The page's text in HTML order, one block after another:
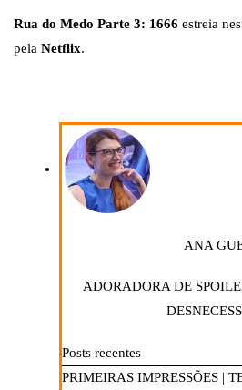
Rua do Medo Parte 3: 1666 estreia
pela Netflix.
ANA
ADORADORA DE
Posts recentes
PRIMEIRAS IMPRESSÕES |